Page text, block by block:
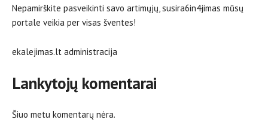
Nepamirškite pasveikinti savo artimųjų, susira6in4jimas mūsų
portale veikia per visas šventes!
ekalejimas.lt administracija
Lankytojų komentarai
Šiuo metu komentarų nėra.